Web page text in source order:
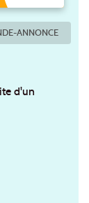
ANNONCE
d'un